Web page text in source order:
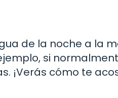
de la noche a la
si
¡Verás cómo te